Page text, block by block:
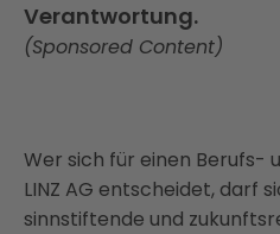
Verantwortung.
(Sponsored Content)
Wer sich für einen Berufs-
LINZ AG entscheidet, darf
sinnstiftende und